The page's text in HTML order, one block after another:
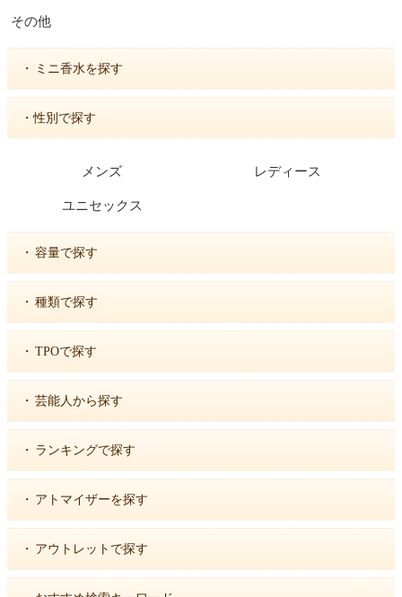
その他
・ ミニ香水を探す
・性別で探す
メンズ レディース
ユニセックス
・ 容量で探す
・ 種類で探す
・ TPOで探す
・ 芸能人から探す
・ ランキングで探す
・ アトマイザーを探す
・ アウトレットで探す